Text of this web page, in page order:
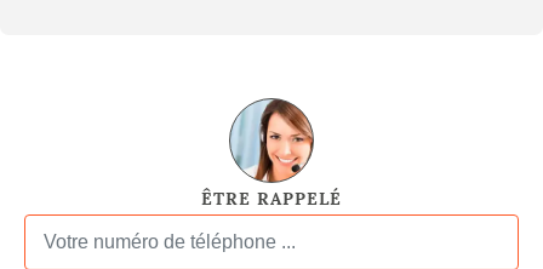
ÊTRE RAPPELÉ